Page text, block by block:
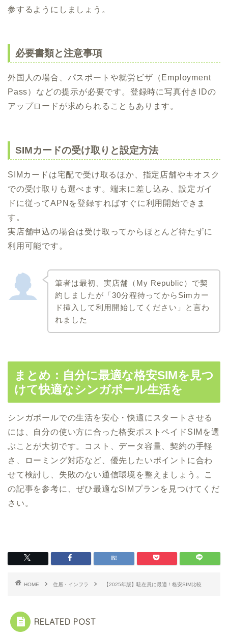
参するようにしましょう。
必要書類と注意事項
外国人の場合、パスポートや就労ビザ（Employment
Pass）などの提示が必要です。登録時に写真付きIDの
アップロードが求められることもあります。
SIMカードの受け取りと設定方法
SIMカードは宅配で受け取るほか、指定店舗やキオスク
での受け取りも選べます。端末に差し込み、設定ガイ
ドに従ってAPNを登録すればすぐに利用開始できま
す。
実店舗申込の場合は受け取ってからほとんど待たずに
利用可能です。
筆者は最初、実店舗（My Republic）で契
約しましたが「30分程待ってからSimカー
ド挿入して利用開始してください」と言わ
れました
まとめ：自分に最適な格安SIMを見つ
けて快適なシンガポール生活を
シンガポールでの生活を安心・快適にスタートさせる
には、自分の使い方に合った格安ポストペイドSIMを選
ぶことが大切です。コスト、データ容量、契約の手軽
さ、ローミング対応など、優先したいポイントに合わ
せて検討し、失敗のない通信環境を整えましょう。こ
の記事を参考に、ぜひ最適なSIMプランを見つけてくだ
さい。
HOME 住居・インフラ 【2025年版】駐在員に最適！格安SIM比較
RELATED POST